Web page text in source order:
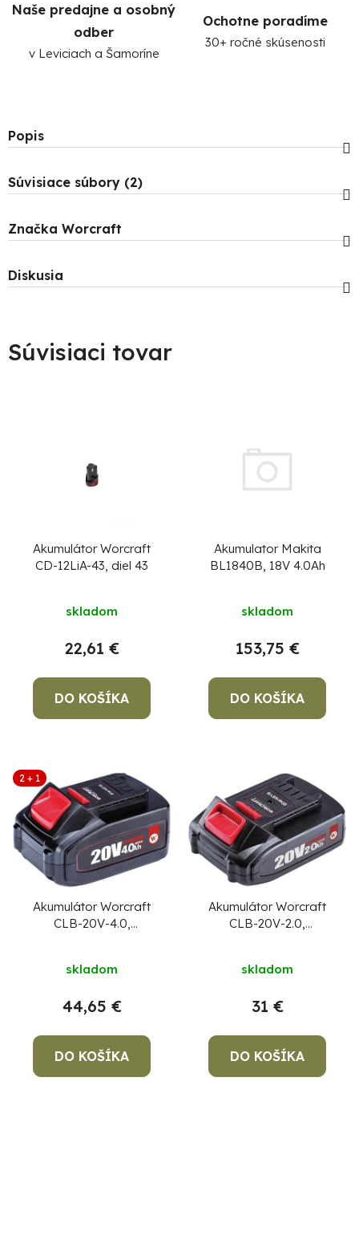
Naše predajne a osobný
odber
v Leviciach a Šamoríne
Ochotne poradíme
30+ ročné skúsenosti
Popis
Súvisiace súbory (2)
Značka Worcraft
Diskusia
Súvisiaci tovar
Akumulátor Worcraft
CD-12LiA-43, diel 43
skladom
22,61 €
DO KOŠÍKA
Akumulator Makita
BL1840B, 18V 4.0Ah
skladom
153,75 €
DO KOŠÍKA
2 + 1
Akumulátor Worcraft
CLB-20V-4.0,
skladom
44,65 €
DO KOŠÍKA
Akumulátor Worcraft
CLB-20V-2.0,
hodnotenie
je
4,3
z
5
skladom
31 €
DO KOŠÍKA